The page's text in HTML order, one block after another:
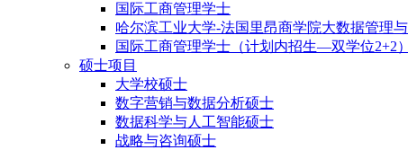
国际工商管理学士
哈尔滨工业大学-法国里昂商学院大数据管理
国际工商管理学士（计划内招生—双学位2+2）
硕士项目
大学校硕士
数字营销与数据分析硕士
数据科学与人工智能硕士
战略与咨询硕士